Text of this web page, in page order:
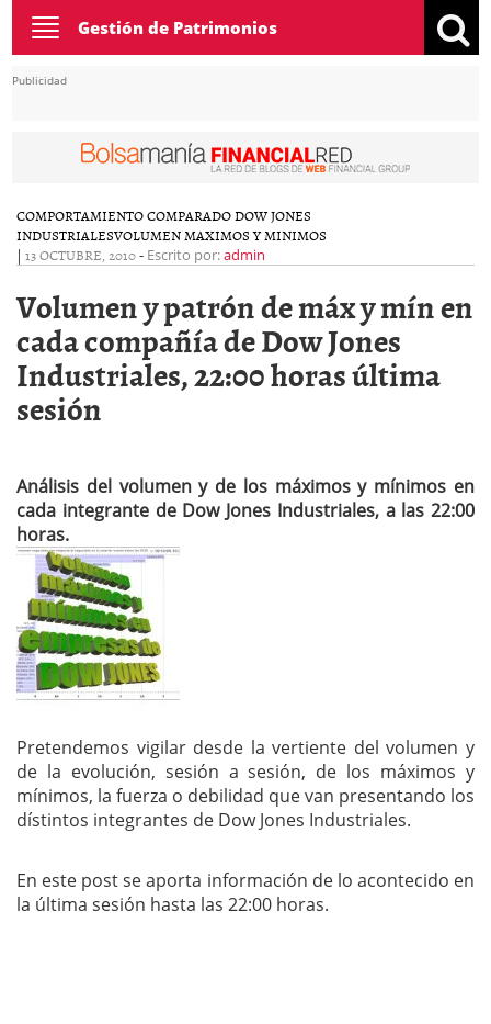
Toggle
navigation
Gestión de Patrimonios
Publicidad
COMPORTAMIENTO COMPARADO DOW JONES
INDUSTRIALESVOLUMEN MAXIMOS Y MINIMOS
| 13 OCTUBRE, 2010- Escrito por:admin
Volumen y patrón de máx y mín en
cada compañía de Dow Jones
Industriales, 22:00 horas última
sesión
Análisis del volumen y de los máximos y mínimos en
cada integrante de Dow Jones Industriales, a las 22:00
horas.
Pretendemos vigilar desde la vertiente del volumen y
de la evolución, sesión a sesión, de los máximos y
mínimos, la fuerza o debilidad que van presentando los
dístintos integrantes de Dow Jones Industriales.
En este post se aporta información de lo acontecido en
la última sesión hasta las 22:00 horas.